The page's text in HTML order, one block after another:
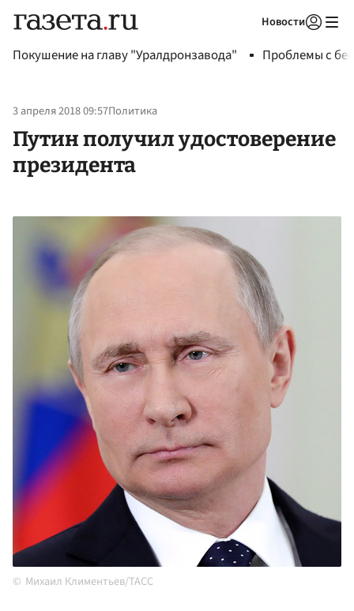
Новости
Покушение на главу "Уралдронзавода" Проблемы с
3 апреля 2018 09:57Политика
Путин получил удостоверение
президента
Михаил Климентьев/ТАСС